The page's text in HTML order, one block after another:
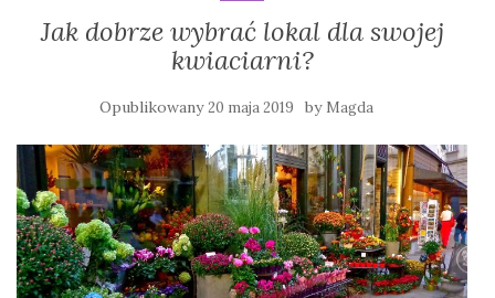
Jak dobrze wybrać lokal dla swojej
kwiaciarni?
Opublikowany20 maja 2019 by Magda